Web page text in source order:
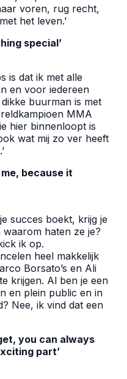
voren, rug recht,
het leven.’
special’
is dat ik met alle
en voor iedereen
buurman is met
MMA
hier binnenloopt is
wat mij zo ver heeft
me, because it
succes boekt, krijg je
waarom haten ze je?
ik op.
heel makkelijk
Borsato’s en Ali
krijgen. Al ben je een
en plein public en in
Nee, ik vind dat een
you can always
part’